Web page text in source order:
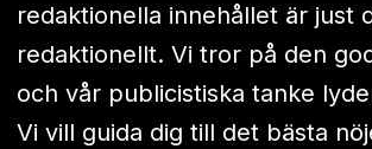
redaktionella innehållet är just
redaktionellt. Vi tror på den
och vår publicistiska tanke
Vi vill guida dig till det bästa